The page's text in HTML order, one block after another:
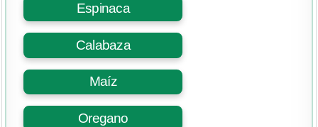
Espinaca
Calabaza
Maíz
Oregano